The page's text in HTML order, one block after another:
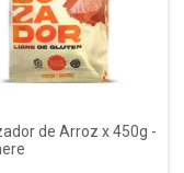
de Arroz x 450g -